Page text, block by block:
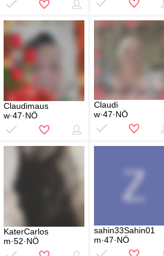
Claudimaus
w·47·NÖ
Claudi
w·47·NÖ
KaterCarlos
m·52·NÖ
sahin33Sahin01
m·47·NÖ